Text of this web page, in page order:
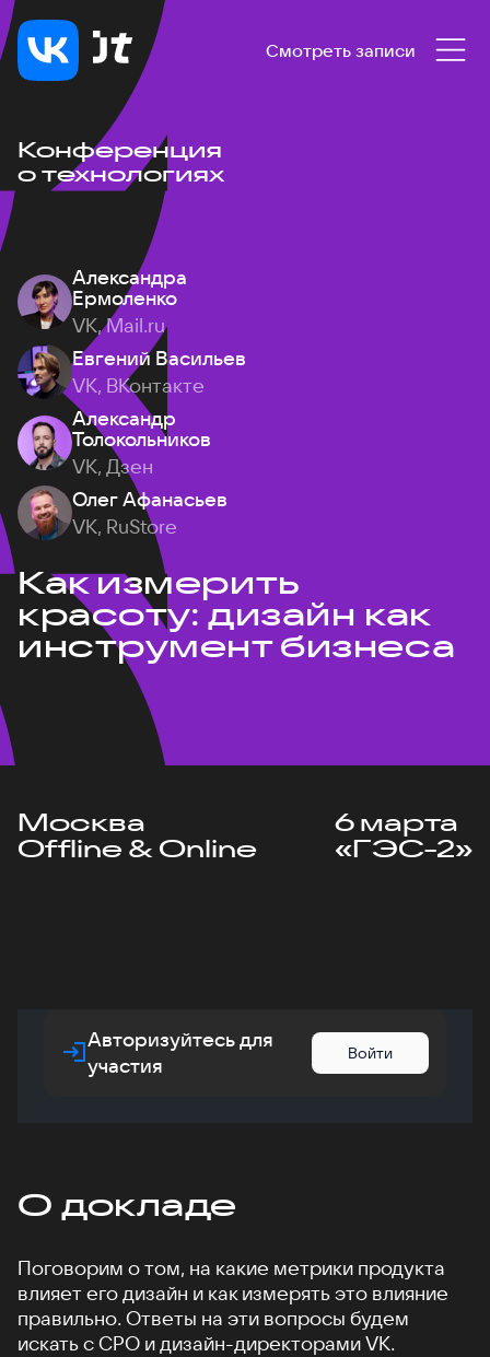
Смотреть записи
Конференция
о технологиях
Александра
Ермоленко
VK, Mail.ru
Евгений Васильев
VK, ВКонтакте
Александр
Толокольников
VK, Дзен
Олег Афанасьев
VK, RuStore
Как измерить
красоту: дизайн как
инструмент бизнеса
Москва
Offline & Online
6 марта
«ГЭС-2»
Авторизуйтесь для
участия
Войти
О докладе
Поговорим о том, на какие метрики продукта
влияет его дизайн и как измерять это влияние
правильно. Ответы на эти вопросы будем
искать с CPO и дизайн-директорами VK.